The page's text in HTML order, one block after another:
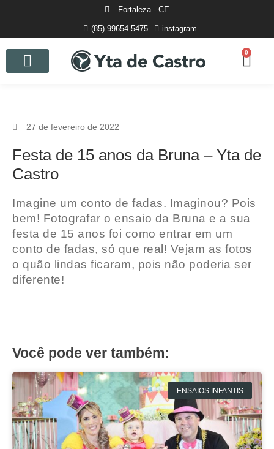
Fortaleza - CE
(85) 99654-5475 instagram
0
27 de fevereiro de 2022
Festa de 15 anos da Bruna – Yta de
Castro
Imagine um conto de fadas. Imaginou? Pois
bem! Fotografar o ensaio da Bruna e a sua
festa de 15 anos foi como entrar em um
conto de fadas, só que real! Vejam as fotos
o quão lindas ficaram, pois não poderia ser
diferente!
Você pode ver também:
ENSAIOS INFANTIS